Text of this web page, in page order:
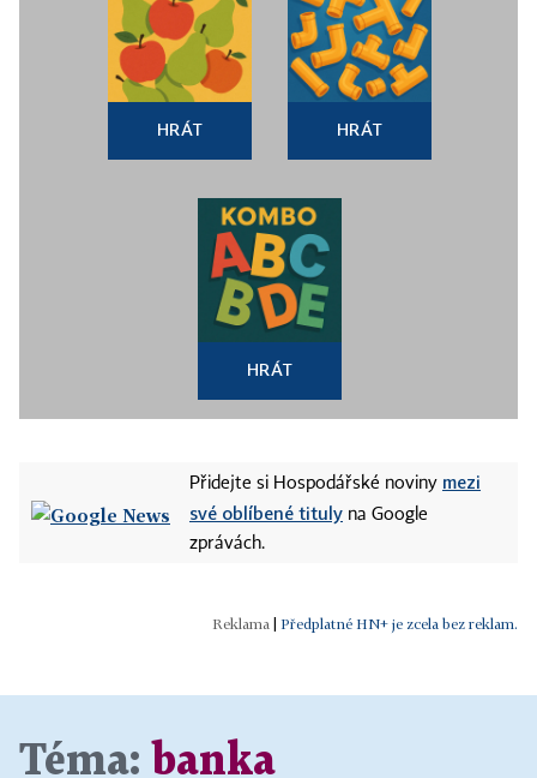
HRÁT HRÁT
HRÁT
Přidejte si Hospodářské noviny mezi
své oblíbené tituly na Google
zprávách.
Předplatné HN+ je zcela bez reklam.
Téma: banka